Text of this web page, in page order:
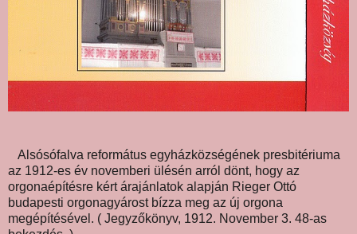
Alsósófalva református egyházközségének presbitériuma
az 1912-es év novemberi ülésén arról dönt, hogy az
orgonaépítésre kért árajánlatok alapján Rieger Ottó
budapesti orgonagyárost bízza meg az új orgona
megépítésével. ( Jegyzőkönyv, 1912. November 3. 48-as